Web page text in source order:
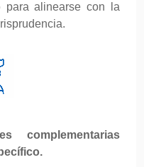
para alinearse con la
complementarias